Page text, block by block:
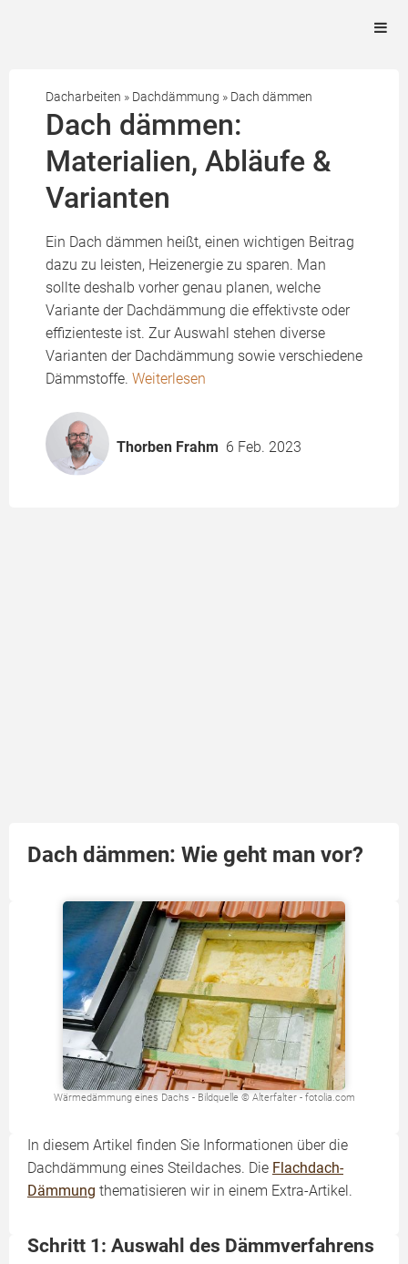
Dacharbeiten » Dachdämmung » Dach dämmen
Dach dämmen:
Materialien, Abläufe &
Varianten
Ein Dach dämmen heißt, einen wichtigen Beitrag
dazu zu leisten, Heizenergie zu sparen. Man
sollte deshalb vorher genau planen, welche
Variante der Dachdämmung die effektivste oder
effizienteste ist. Zur Auswahl stehen diverse
Varianten der Dachdämmung sowie verschiedene
Dämmstoffe. Weiterlesen
Thorben Frahm 6 Feb. 2023
Dach dämmen: Wie geht man vor?
Wärmedämmung eines Dachs - Bildquelle © Alterfalter - fotolia.com
In diesem Artikel finden Sie Informationen über die
Dachdämmung eines Steildaches. Die Flachdach-
Dämmung thematisieren wir in einem Extra-Artikel.
Schritt 1: Auswahl des Dämmverfahrens